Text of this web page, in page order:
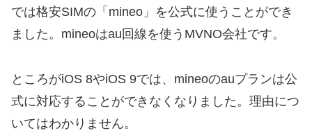
では格安SIMの「mineo」を公式に使うことができ
ました。mineoはau回線を使うMVNO会社です。
ところがiOS 8やiOS 9では、mineoのauプランは公
式に対応することができなくなりました。理由につ
いてはわかりません。